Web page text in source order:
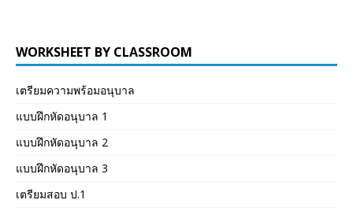
WORKSHEET BY CLASSROOM
เตรียมความพร้อมอนุบาล
แบบฝึกหัดอนุบาล 1
แบบฝึกหัดอนุบาล 2
แบบฝึกหัดอนุบาล 3
เตรียมสอบ ป.1